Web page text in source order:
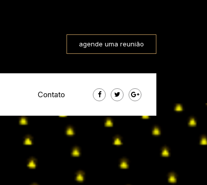
agende uma reunião
Contato